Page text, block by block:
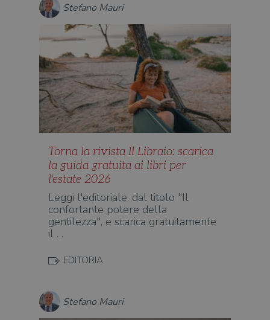
Stefano Mauri
Torna la rivista Il Libraio: scarica
la guida gratuita ai libri per
l'estate 2026
Leggi l'editoriale, dal titolo "Il
confortante potere della
gentilezza", e scarica gratuitamente
il …
EDITORIA
Stefano Mauri